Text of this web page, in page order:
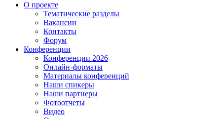
О проекте
Тематические разделы
Вакансии
Контакты
Форум
Конференции
Конференции 2026
Онлайн-форматы
Материалы конференций
Наши спикеры
Наши партнеры
Фотоотчеты
Видео